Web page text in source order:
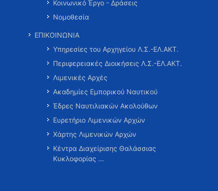
Κοινωνικό Έργο - Δράσεις
Νομοθεσία
ΕΠΙΚΟΙΝΩΝΙΑ
Υπηρεσίες του Αρχηγείου Λ.Σ.-ΕΛ.ΑΚΤ.
Περιφερειακές Διοικήσεις Λ.Σ.-ΕΛ.ΑΚΤ.
Λιμενικές Αρχές
Ακαδημίες Εμπορικού Ναυτικού
Έδρες Ναυτιλιακών Ακολούθων
Ευρετήριο Λιμενικών Αρχών
Χάρτης Λιμενικών Αρχών
Κέντρα Διαχείρισης Θαλάσσιας
Κυκλοφορίας …